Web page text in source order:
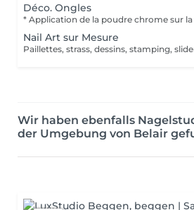
Déco. Ongles
Nail Art sur Mesure
Wir haben ebenfalls
der Umgebung von Belair